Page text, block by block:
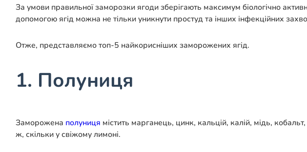
За умови правильної заморозки ягоди зберігають максимум біологічно
допомогою ягід можна не тільки уникнути простуд та інших інфекційних
Отже, представляємо топ-5 найкорисніших заморожених ягід.
1. Полуниця
Заморожена полуниця містить марганець, цинк, кальцій, калій, мідь,
ж, скільки у свіжому лимоні.